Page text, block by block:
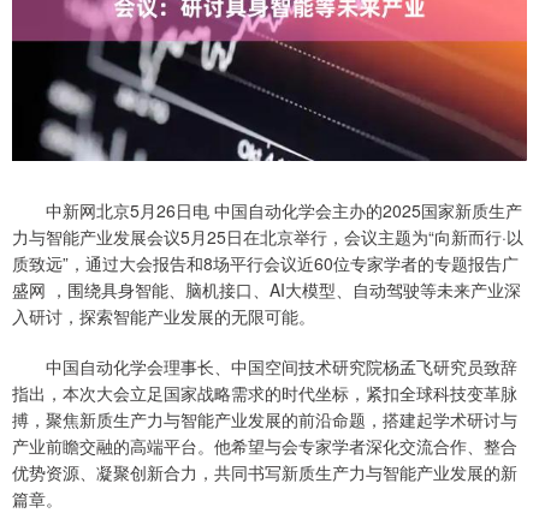
中新网北京5月26日电 中国自动化学会主办的2025国家新质生产
力与智能产业发展会议5月25日在北京举行，会议主题为“向新而行·以
质致远”，通过大会报告和8场平行会议近60位专家学者的专题报告广
盛网 ，围绕具身智能、脑机接口、AI大模型、自动驾驶等未来产业深
入研讨，探索智能产业发展的无限可能。
中国自动化学会理事长、中国空间技术研究院杨孟飞研究员致辞
指出，本次大会立足国家战略需求的时代坐标，紧扣全球科技变革脉
搏，聚焦新质生产力与智能产业发展的前沿命题，搭建起学术研讨与
产业前瞻交融的高端平台。他希望与会专家学者深化交流合作、整合
优势资源、凝聚创新合力，共同书写新质生产力与智能产业发展的新
篇章。